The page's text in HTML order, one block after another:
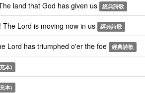
land that God has given us 經典詩歌
Lord is moving now in us 經典詩歌
Lord has triumphed o'er the foe 經典詩歌
本)
本)